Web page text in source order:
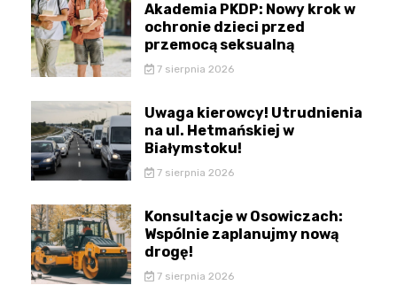
Akademia PKDP: Nowy krok w
ochronie dzieci przed
przemocą seksualną
7 sierpnia 2026
Uwaga kierowcy! Utrudnienia
na ul. Hetmańskiej w
Białymstoku!
7 sierpnia 2026
Konsultacje w Osowiczach:
Wspólnie zaplanujmy nową
drogę!
7 sierpnia 2026